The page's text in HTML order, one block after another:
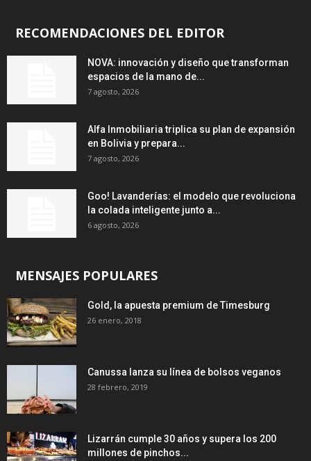
RECOMENDACIONES DEL EDITOR
NOVA: innovación y diseño que transforman
espacios de la mano de...
7 agosto, 2026
Alfa Inmobiliaria triplica su plan de expansión
en Bolivia y prepara...
7 agosto, 2026
Goo! Lavanderías: el modelo que revoluciona
la colada inteligente junto a...
6 agosto, 2026
MENSAJES POPULARES
Gold, la apuesta premium de Timesburg
26 enero, 2018
Canussa lanza su línea de bolsos veganos
28 febrero, 2019
Lizarrán cumple 30 años y supera los 200
millones de pinchos...